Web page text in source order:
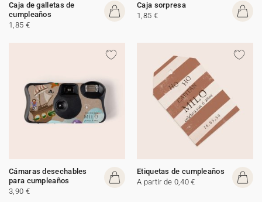
Caja de galletas de
cumpleaños
1,85 €
Caja sorpresa
1,85 €
Cámaras desechables
para cumpleaños
3,90 €
Etiquetas de cumpleaños
A partir de 0,40 €